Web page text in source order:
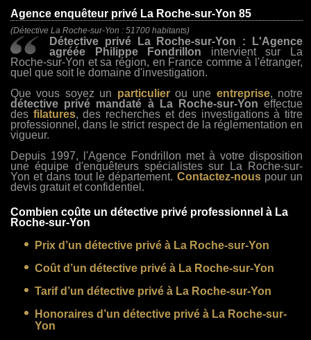
Agence enquêteur privé La Roche-sur-Yon 85
(Détective La Roche-sur-Yon : 51700 habitants)
Détective privé La Roche-sur-Yon : L'Agence
agréée Philippe Fondrillon intervient sur La
Roche-sur-Yon et sa région, en France comme à l'étranger,
quel que soit le domaine d'investigation.
Que vous soyez un particulierou une entreprise, notre
détective privé mandaté à La Roche-sur-Yon effectue
des filatures, des recherches et des investigations à titre
professionnel, dans le strict respect de la réglementation en
vigueur.
Depuis 1997, l'Agence Fondrillon met à votre disposition
une équipe d'enquêteurs spécialistes sur La Roche-sur-
Yon et dans tout le département. Contactez-nouspour un
devis gratuit et confidentiel.
Combien coûte un détective privé professionnel à La
Roche-sur-Yon
Prix d’un détective privé à La Roche-sur-Yon
Coût d’un détective privé à La Roche-sur-Yon
Tarif d’un détective privé à La Roche-sur-Yon
Honoraires d’un détective privé à La Roche-sur-
Yon